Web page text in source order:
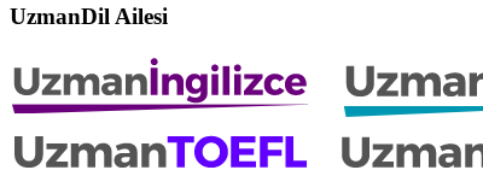
UzmanDil Ailesi